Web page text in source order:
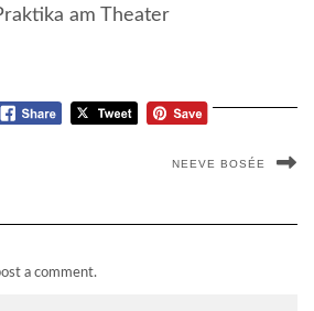
am Theater
NEEVE BOSÉE
a comment.